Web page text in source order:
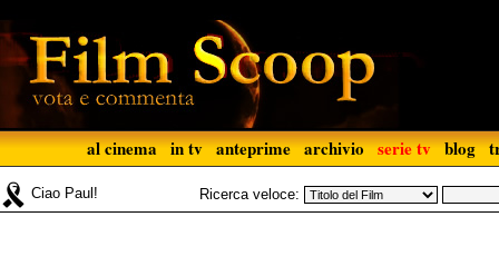
al cinema in tv anteprime archivio serie tv blog
Ciao Paul! Ricerca veloce: